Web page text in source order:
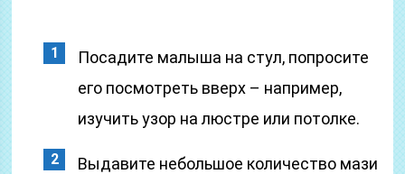
Посадите малыша на стул, попросите
его посмотреть вверх – например,
изучить узор на люстре или потолке.
Выдавите небольшое количество мази